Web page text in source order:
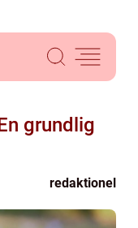
grundlig
redaktionel